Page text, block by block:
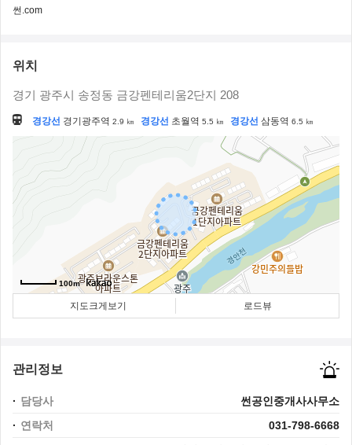
썬.com
위치
경기 광주시 송정동 금강펜테리움2단지 208
경강선 경기광주역 2.9 ㎞ 경강선 초월역 5.5 ㎞ 경강선 삼동역 6.5 ㎞
100m
지도크게보기 로드뷰
관리정보
담당사
썬공인중개사사무소
연락처
031-798-6668